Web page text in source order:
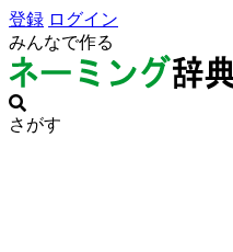
登録 ログイン
みんなで作る
さがす